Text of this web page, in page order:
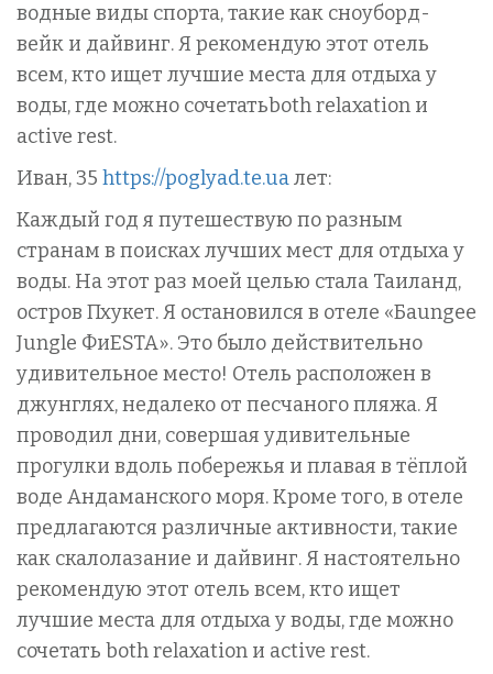
водные виды спорта, такие как сноуборд-
вейк и дайвинг. Я рекомендую этот отель
всем, кто ищет лучшие места для отдыха у
воды, где можно сочетатьboth relaxation и
active rest.
Иван, 35 https://poglyad.te.uaлет:
Каждый год я путешествую по разным
странам в поисках лучших мест для отдыха у
воды. На этот раз моей целью стала Таиланд,
остров Пхукет. Я остановился в отеле «Баungee
Jungle ФиESTA». Это было действительно
удивительное место! Отель расположен в
джунглях, недалеко от песчаного пляжа. Я
проводил дни, совершая удивительные
прогулки вдоль побережья и плавая в тёплой
воде Андаманского моря. Кроме того, в отеле
предлагаются различные активности, такие
как скалолазание и дайвинг. Я настоятельно
рекомендую этот отель всем, кто ищет
лучшие места для отдыха у воды, где можно
сочетать both relaxation и active rest.